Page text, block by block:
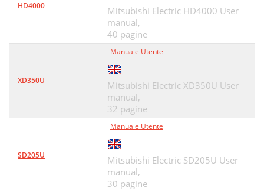
HD4000
Mitsubishi Electric HD4000 User
manual,
40 pagine
XD350U
Manuale Utente
Mitsubishi Electric XD350U User
manual,
32 pagine
SD205U
Manuale Utente
Mitsubishi Electric SD205U User
manual,
30 pagine